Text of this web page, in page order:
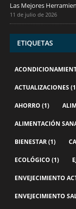
Las Mejores
11 de julio de 2026
ETIQUETAS
ACTUALIZACIONES
AHORRO (1)
ALIMENTACIÓN
BIENESTAR(1)
ECOLÓGICO (1)
ENVEJECIMIENTO
ENVEJECIMIENTO